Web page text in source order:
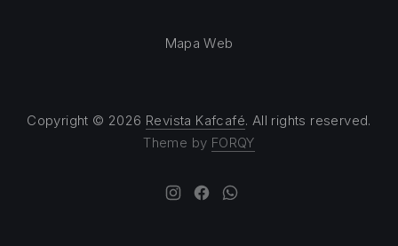
Copyright © 2026 Revista Kafcafé. All rights reserved.
Theme by FORQY
Mapa Web
New Window
New Window
New Window